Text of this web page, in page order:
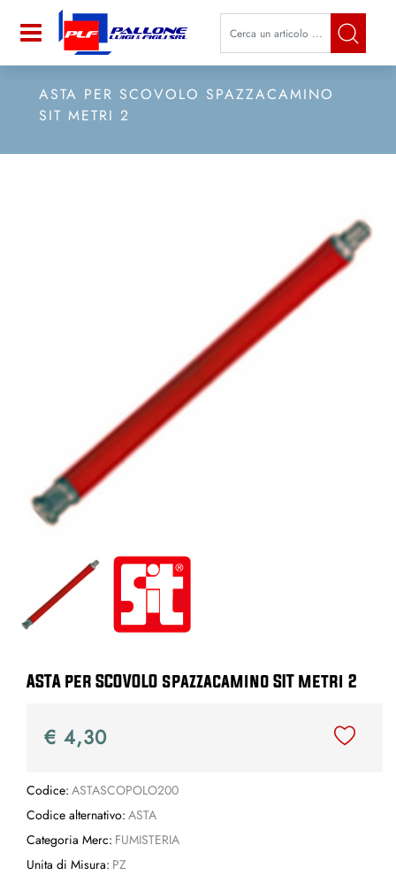
Open La modifica di un filtro
ASTA PER SCOVOLO SPAZZACAMINO
SIT METRI 2
ASTA per SCOVOLO spazzacamino SIT metri 2
€ 4,30
Codice: ASTASCOPOLO200
Codice alternativo: ASTA
Categoria Merc: FUMISTERIA
Unita di Misura: PZ